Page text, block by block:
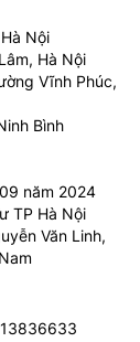
hòa
SRC60ZSX-
gọi là
công nghệ
lá nhôm
khỏi bị ăn
hòa đáp
biển do đặc
Nội
Hà Nội
Vĩnh Phúc,
Bình
năm 2024
TP Hà Nội
Văn Linh,